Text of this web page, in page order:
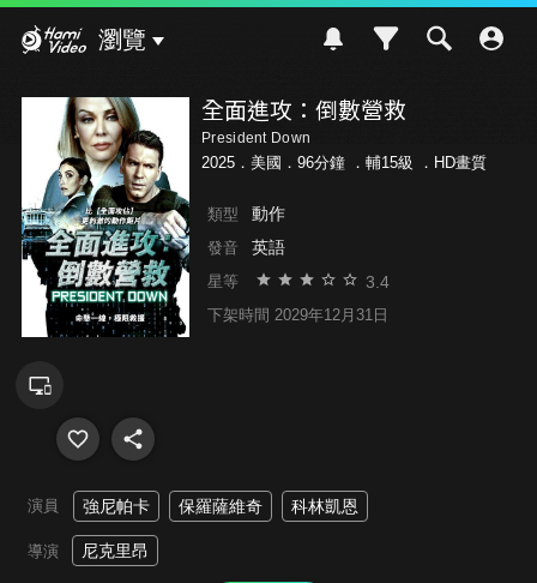
瀏覽
全面進攻：倒數營救
President Down
2025．美國．96分鐘 ． 輔15級 ．HD畫質
類型 動作
發音 英語
星等 3.4
下架時間 2029年12月31日
演員 強尼帕卡 保羅薩維奇 科林凱恩
導演 尼克里昂